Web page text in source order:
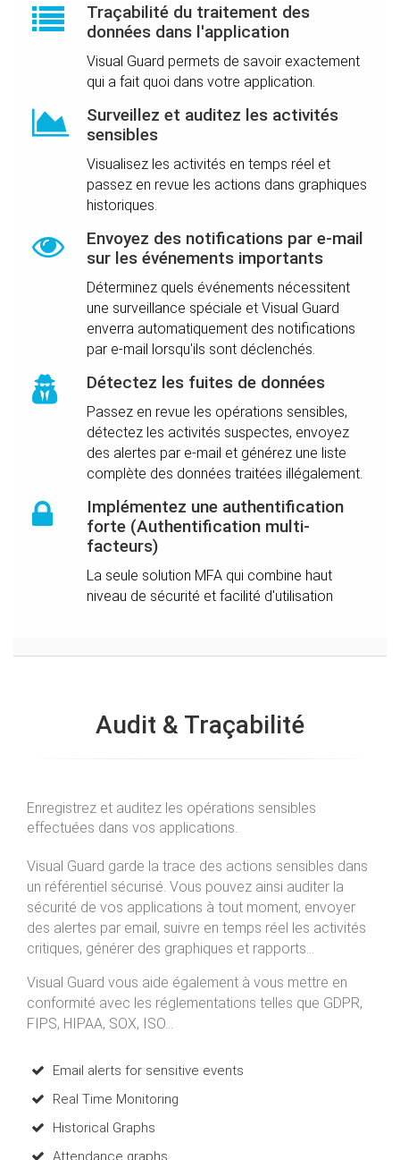
Traçabilité du traitement des
données dans l'application
Visual Guard permets de savoir exactement
qui a fait quoi dans votre application.
Surveillez et auditez les activités
sensibles
Visualisez les activités en temps réel et
passez en revue les actions dans graphiques
historiques.
Envoyez des notifications par e-mail
sur les événements importants
Déterminez quels événements nécessitent
une surveillance spéciale et Visual Guard
enverra automatiquement des notifications
par e-mail lorsqu'ils sont déclenchés.
Détectez les fuites de données
Passez en revue les opérations sensibles,
détectez les activités suspectes, envoyez
des alertes par e-mail et générez une liste
complète des données traitées illégalement.
Implémentez une authentification
forte (Authentification multi-
facteurs)
La seule solution MFA qui combine haut
niveau de sécurité et facilité d'utilisation
Audit & Traçabilité
Enregistrez et auditez les opérations sensibles
effectuées dans vos applications.
Visual Guard garde la trace des actions sensibles dans
un référentiel sécurisé. Vous pouvez ainsi auditer la
sécurité de vos applications à tout moment, envoyer
des alertes par email, suivre en temps réel les activités
critiques, générer des graphiques et rapports...
Visual Guard vous aide également à vous mettre en
conformité avec les réglementations telles que GDPR,
FIPS, HIPAA, SOX, ISO...
Email alerts for sensitive events
Real Time Monitoring
Historical Graphs
Attendance graphs